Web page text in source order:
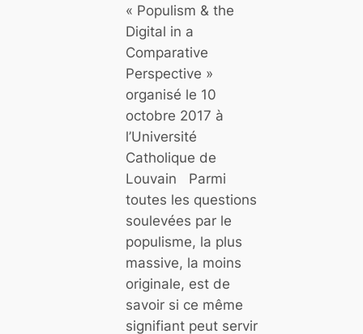
p
r
t
u
g
i
s
e
o
s
o
c
i
l
i
s
m
e
»
e
s
« Populism & the
Digital in a
Comparative
Perspective »
organisé le 10
octobre 2017 à
l’Université
Catholique de
Louvain Parmi
toutes les questions
soulevées par le
populisme, la plus
massive, la moins
originale, est de
savoir si ce même
signifiant peut servir